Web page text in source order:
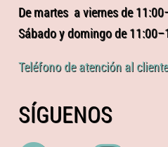
De martes a viernes de
Sábado y domingo de
Teléfono de atención al
SÍGUENOS